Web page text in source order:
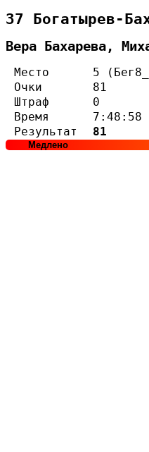
37 Богатырев-
Вера Бахарева,
Место 5
Очки
81
Штраф
0
Время
7:48:58
Результат
81
Медлено